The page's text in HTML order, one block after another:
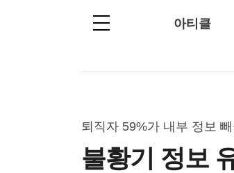
아티클
퇴직자 59%가 내부 정보
불황기 정보